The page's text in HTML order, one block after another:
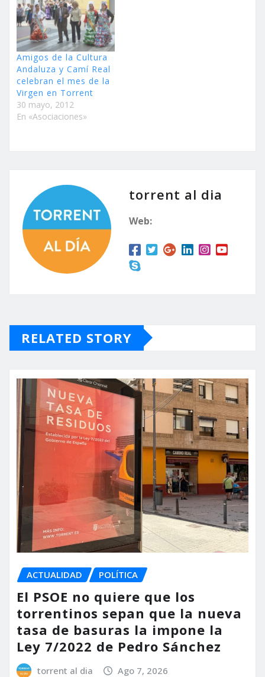
Amigos de la Cultura
Andaluza y Camí Real
celebran el mes de la
Virgen en Torrent
30 mayo, 2012
En «Asociaciones»
torrent al dia
Web:
RELATED STORY
ACTUALIDAD POLÍTICA
El PSOE no quiere que los
torrentinos sepan que la nueva
tasa de basuras la impone la
Ley 7/2022 de Pedro Sánchez
torrent al dia Ago 7, 2026